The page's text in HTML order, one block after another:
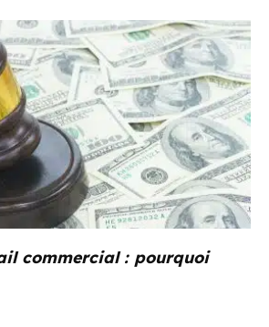
commercial : pourquoi